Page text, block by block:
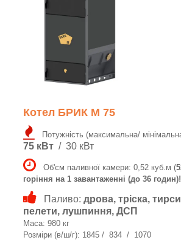
Котел БРИК M 75
Потужність (максимальна/
75 кВт / 30 кВт
Об'єм паливної камери: 0,52 куб.м (
горіння на 1 завантаженні (до 36
Паливо: дрова, тріска,
пелети, лушпиння, ДСП
Маса: 980 кг
Розміри (в/ш/г): 1845 / 834 / 1070